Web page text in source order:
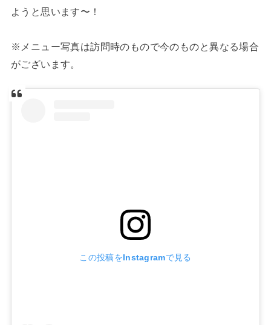
ようと思います〜！
※メニュー写真は訪問時のもので今のものと異なる場合
がございます。
この投稿をInstagramで見る